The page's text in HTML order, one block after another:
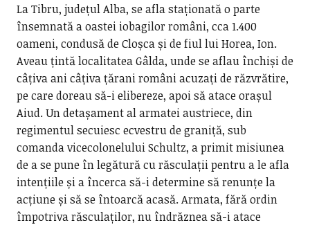
La Tibru, județul Alba, se afla staționată o parte
însemnată a oastei iobagilor români, cca 1.400
oameni, condusă de Cloșca și de fiul lui Horea, Ion.
Aveau țintă localitatea Gâlda, unde se aflau închiși de
câțiva ani câțiva țărani români acuzați de răzvrătire,
pe care doreau să-i elibereze, apoi să atace orașul
Aiud. Un detașament al armatei austriece, din
regimentul secuiesc ecvestru de graniță, sub
comanda vicecolonelului Schultz, a primit misiunea
de a se pune în legătură cu răsculații pentru a le afla
intențiile și a încerca să-i determine să renunțe la
acțiune și să se întoarcă acasă. Armata, fără ordin
împotriva răsculaților, nu îndrăznea să-i atace